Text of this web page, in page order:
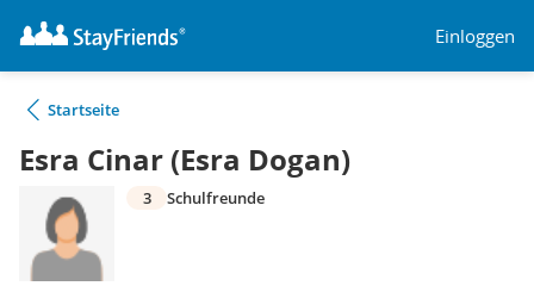
Einloggen
Startseite
Esra Cinar (Esra Dogan)
3 Schulfreunde